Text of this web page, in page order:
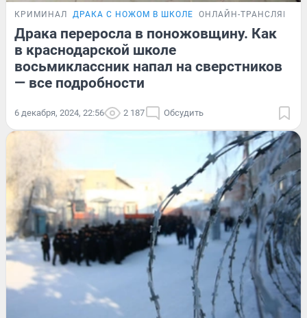
КРИМИНАЛ ДРАКА С НОЖОМ В ШКОЛЕ ОНЛАЙН-ТРАНСЛЯЦИЯ
Драка переросла в поножовщину. Как
в краснодарской школе
восьмиклассник напал на сверстников
— все подробности
6 декабря, 2024, 22:56 2 187 Обсудить